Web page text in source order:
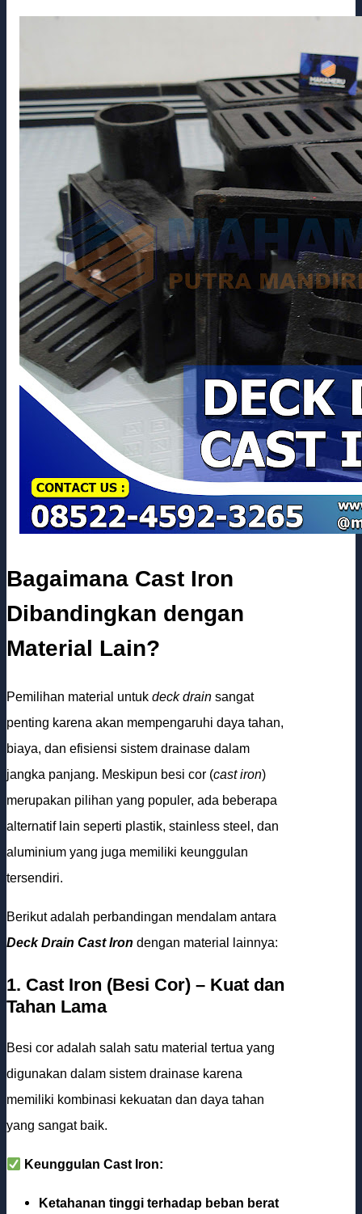
Bagaimana Cast Iron
Dibandingkan dengan
Material Lain?
Pemilihan material untuk deck drain sangat
penting karena akan mempengaruhi daya tahan,
biaya, dan efisiensi sistem drainase dalam
jangka panjang. Meskipun besi cor (cast iron)
merupakan pilihan yang populer, ada beberapa
alternatif lain seperti plastik, stainless steel, dan
aluminium yang juga memiliki keunggulan
tersendiri.
Berikut adalah perbandingan mendalam antara
Deck Drain Cast Iron dengan material lainnya:
1. Cast Iron (Besi Cor) – Kuat dan
Tahan Lama
Besi cor adalah salah satu material tertua yang
digunakan dalam sistem drainase karena
memiliki kombinasi kekuatan dan daya tahan
yang sangat baik.
Keunggulan Cast Iron:
Ketahanan tinggi terhadap beban berat